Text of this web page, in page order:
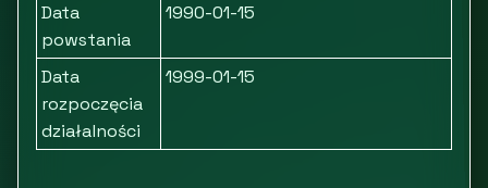
Data
powstania
1990-01-15
Data
rozpoczęcia
działalności
1999-01-15